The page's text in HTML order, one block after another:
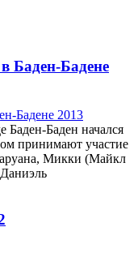
Баден-Бадене
Баден-Баден начался
принимают участие
Микки (Майкл